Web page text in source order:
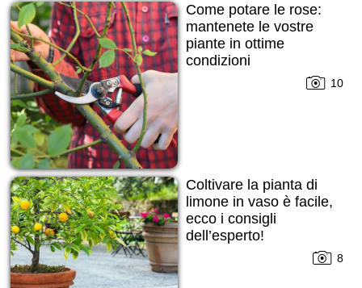
Come potare le rose:
mantenete le vostre
piante in ottime
condizioni
10
Coltivare la pianta di
limone in vaso è facile,
ecco i consigli
dell’esperto!
8